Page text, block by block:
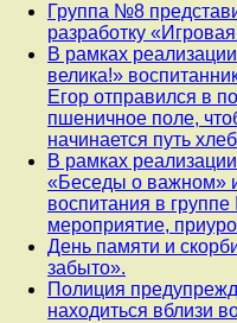
Группа №8
разработку
В рамках
велика!»
Егор отправился в
пшеничное поле,
начинается путь
В рамках
«Беседы о важном»
воспитания в
мероприятие,
День памяти и
забыто».
Полиция
находиться вблизи